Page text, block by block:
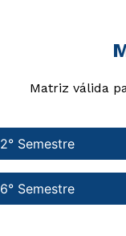
Matriz válida
6° Semestre
2° Semestre